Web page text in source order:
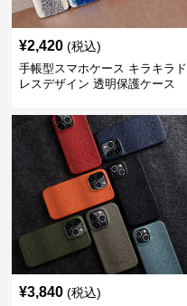
¥2,420 (税込)
手帳型スマホケース キラキラド
レスデザイン 透明保護ケース
¥3,840 (税込)